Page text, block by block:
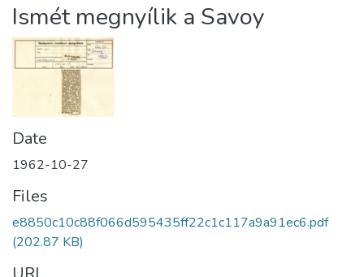
Statistics
About us
Ismét megnyílik a Savoy
Date
1962-10-27
Files
e8850c10c88f066d595435ff22c1c117a9a91ec6.pdf
(202.87 KB)